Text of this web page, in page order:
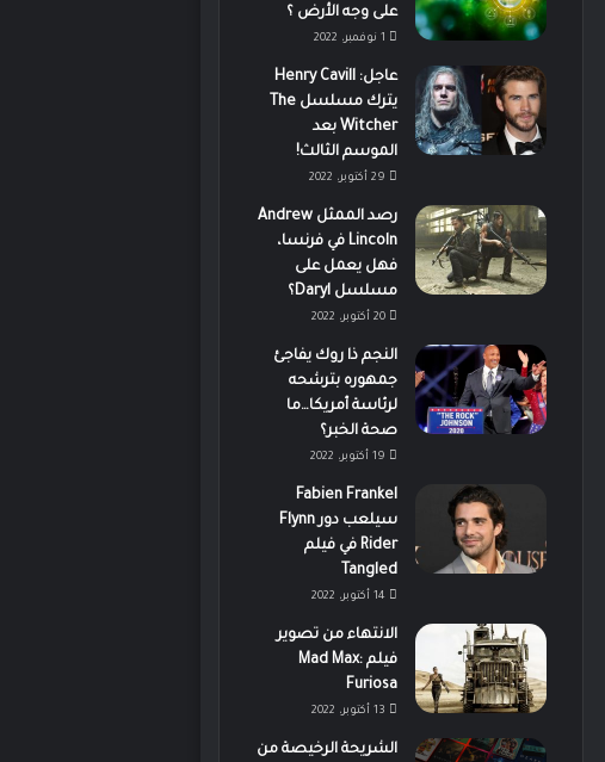
على وجه الأرض ؟
1 نوفمبر، 2022
عاجل: Henry Cavill
يترك مسلسل The
Witcher بعد
الموسم الثالث!
29 أكتوبر، 2022
رصد الممثل Andrew
Lincoln في فرنسا،
فهل يعمل على
مسلسل Daryl؟
20 أكتوبر، 2022
النجم ذا روك يفاجئ
جمهوره بترشحه
لرئاسة أمريكا…ما
صحة الخبر؟
19 أكتوبر، 2022
Fabien Frankel
سيلعب دور Flynn
Rider في فيلم
Tangled
14 أكتوبر، 2022
الانتهاء من تصوير
فيلم Mad Max:
Furiosa
13 أكتوبر، 2022
الشريحة الرخيصة من